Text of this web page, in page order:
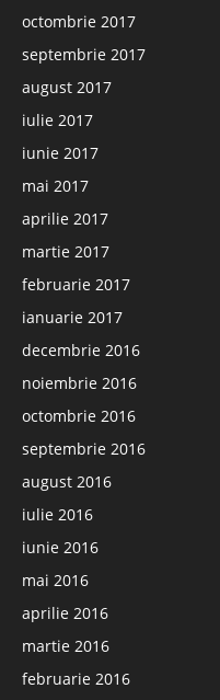
octombrie 2017
septembrie 2017
august 2017
iulie 2017
iunie 2017
mai 2017
aprilie 2017
martie 2017
februarie 2017
ianuarie 2017
decembrie 2016
noiembrie 2016
octombrie 2016
septembrie 2016
august 2016
iulie 2016
iunie 2016
mai 2016
aprilie 2016
martie 2016
februarie 2016